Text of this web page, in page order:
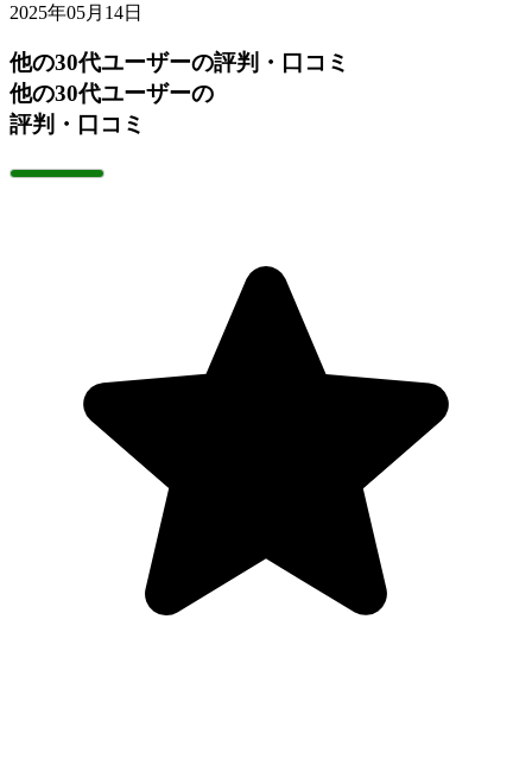
2025年05月14日
他の30代ユーザーの評判・口コミ
他の30代ユーザーの
評判・口コミ